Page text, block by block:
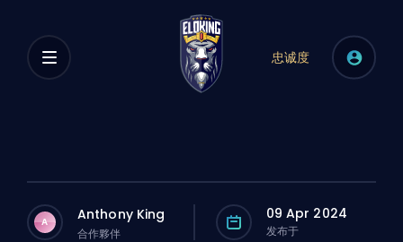
忠诚度
A Anthony King
合作夥伴
09 Apr 2024
发布于